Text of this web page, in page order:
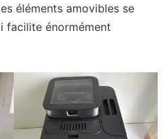
éléments amovibles se
facilite énormément